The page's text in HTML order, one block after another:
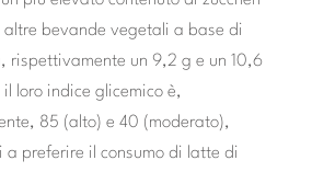
altre bevande vegetali a base di
rispettivamente un 9,2 g e un 10,6
loro indice glicemico è,
85 (alto) e 40 (moderato),
a preferire il consumo di latte di